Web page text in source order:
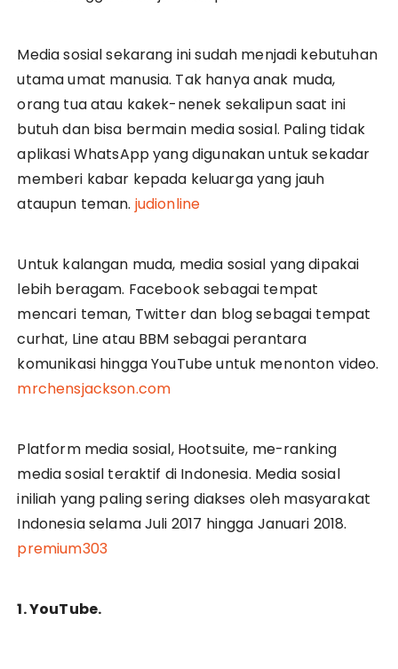
Media sosial sekarang ini sudah menjadi kebutuhan
utama umat manusia. Tak hanya anak muda,
orang tua atau kakek-nenek sekalipun saat ini
butuh dan bisa bermain media sosial. Paling tidak
aplikasi WhatsApp yang digunakan untuk sekadar
memberi kabar kepada keluarga yang jauh
ataupun teman. judionline
Untuk kalangan muda, media sosial yang dipakai
lebih beragam. Facebook sebagai tempat
mencari teman, Twitter dan blog sebagai tempat
curhat, Line atau BBM sebagai perantara
komunikasi hingga YouTube untuk menonton video.
mrchensjackson.com
Platform media sosial, Hootsuite, me-ranking
media sosial teraktif di Indonesia. Media sosial
iniliah yang paling sering diakses oleh masyarakat
Indonesia selama Juli 2017 hingga Januari 2018.
premium303
1. YouTube.